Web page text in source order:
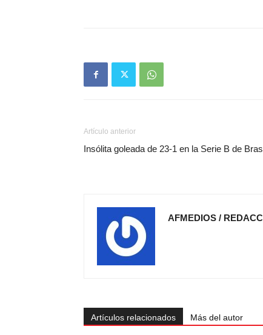
Artículo anterior
Insólita goleada de 23-1 en la Serie B de
AFMEDIOS /
Artículos relacionados Más del autor